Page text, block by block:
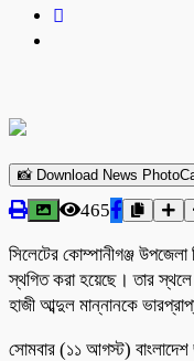
📸 Download News
465
সিলেটের কোম্পানীগঞ্জ
স্থগিত করা হয়েছে। তার
হাজী আব্দুল মান্নানকে
সোমবার (১১ আগস্ট) বাংলাদেশ